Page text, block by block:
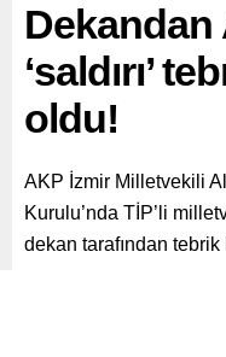
Dekandan
‘saldırı’
oldu!
AKP İzmir Milletvekili
Kurulu’nda TİP’li
dekan tarafından